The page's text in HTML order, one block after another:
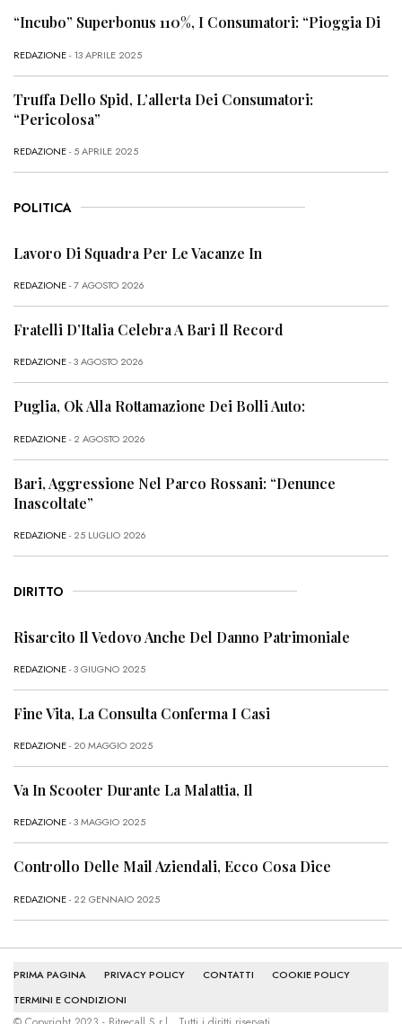
“Incubo” Superbonus 110%, I Consumatori: “Pioggia Di
REDAZIONE- 13 APRILE 2025
Truffa Dello Spid, L’allerta Dei Consumatori:
“Pericolosa”
REDAZIONE- 5 APRILE 2025
POLITICA
Lavoro Di Squadra Per Le Vacanze In
REDAZIONE- 7 AGOSTO 2026
Fratelli D’Italia Celebra A Bari Il Record
REDAZIONE- 3 AGOSTO 2026
Puglia, Ok Alla Rottamazione Dei Bolli Auto:
REDAZIONE- 2 AGOSTO 2026
Bari, Aggressione Nel Parco Rossani: “Denunce
Inascoltate”
REDAZIONE- 25 LUGLIO 2026
DIRITTO
Risarcito Il Vedovo Anche Del Danno Patrimoniale
REDAZIONE- 3 GIUGNO 2025
Fine Vita, La Consulta Conferma I Casi
REDAZIONE- 20 MAGGIO 2025
Va In Scooter Durante La Malattia, Il
REDAZIONE- 3 MAGGIO 2025
Controllo Delle Mail Aziendali, Ecco Cosa Dice
REDAZIONE- 22 GENNAIO 2025
PRIMA PAGINA PRIVACY POLICY CONTATTI
COOKIE POLICY
TERMINI E CONDIZIONI